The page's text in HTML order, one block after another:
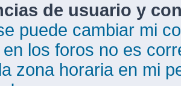
de usuario y
puede cambiar mi
en los foros no es
zona horaria en mi